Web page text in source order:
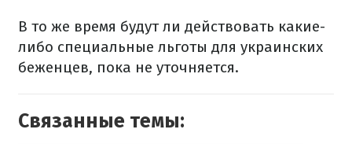
В то же время будут ли действовать какие-
либо специальные льготы для украинских
беженцев, пока не уточняется.
Связанные темы: